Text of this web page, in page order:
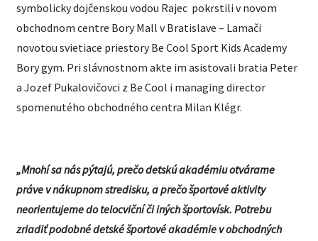
symbolicky dojčenskou vodou Rajec pokrstili v novom
obchodnom centre Bory Mall v Bratislave – Lamači
novotou svietiace priestory Be Cool Sport Kids Academy
Bory gym. Pri slávnostnom akte im asistovali bratia Peter
a Jozef Pukalovičovci z Be Cool i managing director
spomenutého obchodného centra Milan Klégr.
„Mnohí sa nás pýtajú, prečo detskú akadémiu otvárame
práve v nákupnom stredisku, a prečo športové aktivity
neorientujeme do telocviční či iných športovísk. Potrebu
zriadiť podobné detské športové akadémie v obchodných